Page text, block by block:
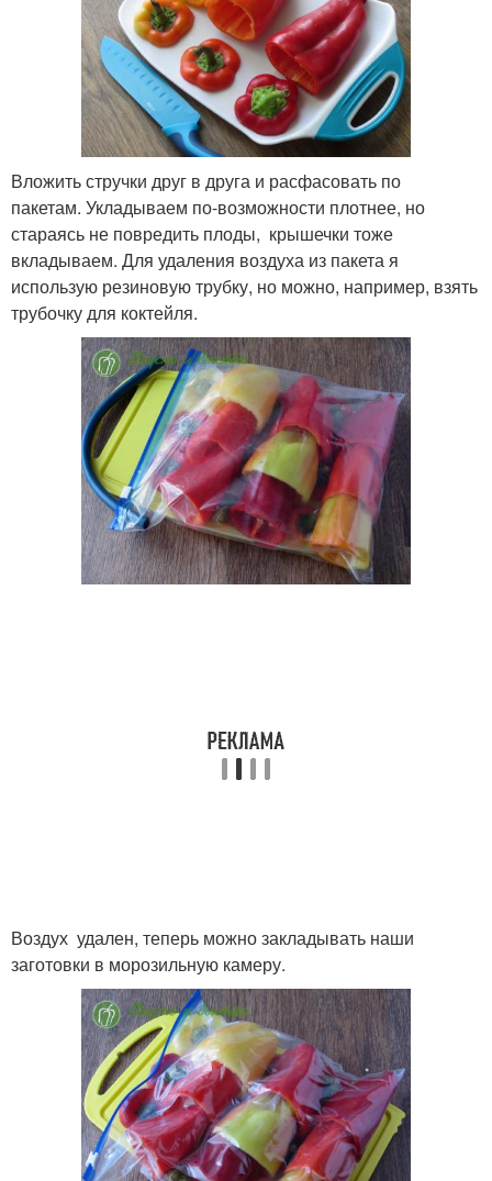
Вложить стручки друг в друга и расфасовать по
пакетам. Укладываем по-возможности плотнее, но
стараясь не повредить плоды, крышечки тоже
вкладываем. Для удаления воздуха из пакета я
использую резиновую трубку, но можно, например, взять
трубочку для коктейля.
Воздух удален, теперь можно закладывать наши
заготовки в морозильную камеру.